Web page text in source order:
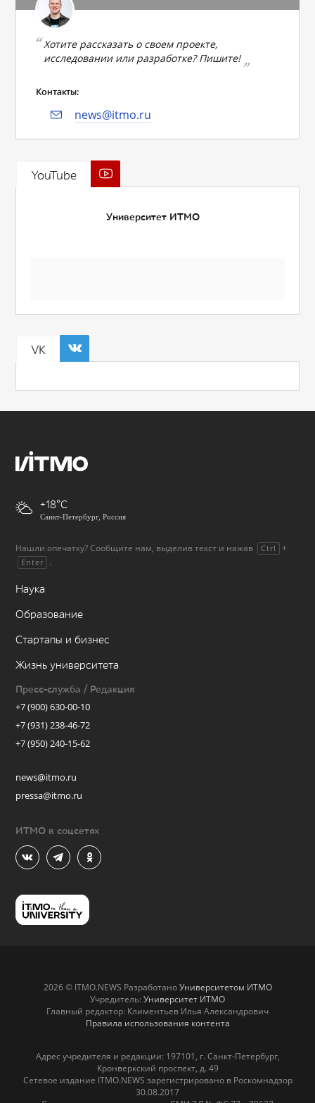
Хотите рассказать о своем проекте,
исследовании или разработке? Пишите!
Контакты:
news@itmo.ru
YouTube
Университет ИТМО
VK
+18
Санкт-Петербург, Россия
Нашли опечатку? Сообщите нам, выделив текст и нажав Ctrl +
Enter .
Наука
Образование
Стартапы и бизнес
Жизнь университета
Пресс-служба / Редакция
+7 (900) 630-00-10
+7 (931) 238-46-72
+7 (950) 240-15-62
news@itmo.ru
pressa@itmo.ru
ИТМО в соцсетях
2026 © ITMO.NEWS РазработаноУниверситетом ИТМО
Учредитель: Университет ИТМО
Главный редактор: Климентьев Илья Александрович
Правила использования контента
Адрес учредителя и редакции: 197101, г. Санкт-Петербург,
Кронверкский проспект, д. 49
Сетевое издание ITMO.NEWS зарегистрировано в Роскомнадзор
30.08.2017